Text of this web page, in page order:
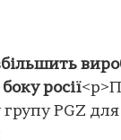
росії
групу PGZ